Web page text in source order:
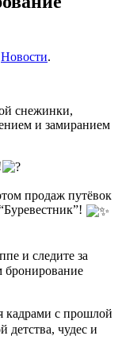
Новости.
снежинки,
и замиранием
продаж путёвок
и следите за
бронирование
кадрами с прошлой
чудес и